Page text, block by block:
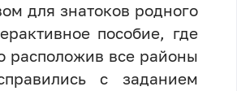
для знатоков родного
пособие, где
расположив все районы
с заданием